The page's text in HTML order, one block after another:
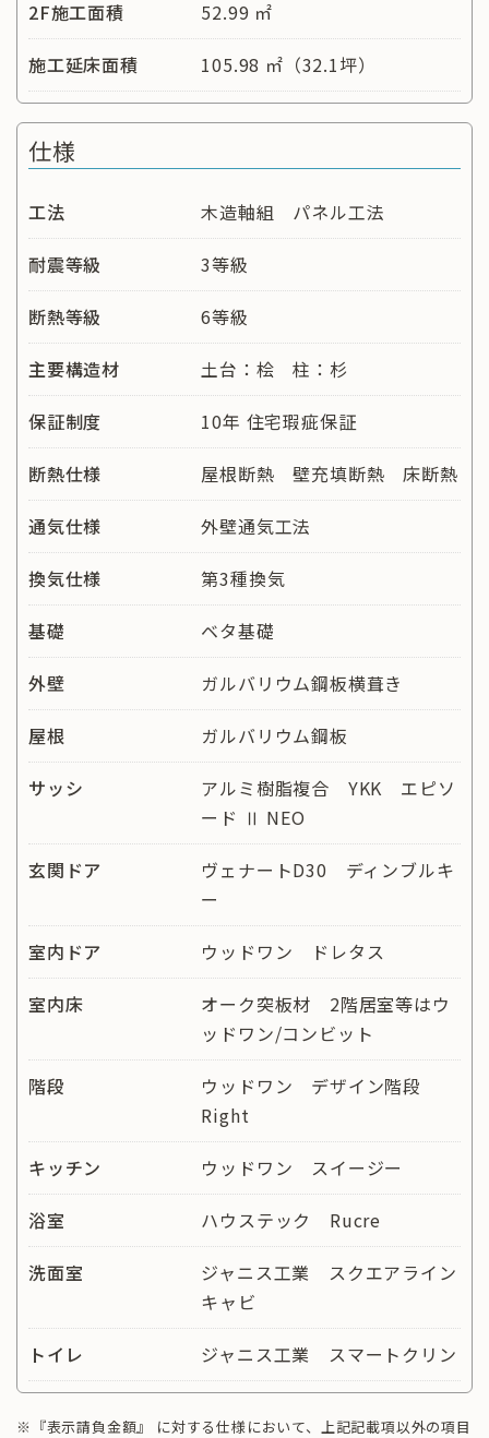
2F施工面積
52.99 ㎡
施工延床面積
105.98 ㎡（32.1坪）
仕様
工法
木造軸組 パネル工法
耐震等級
3等級
断熱等級
6等級
主要構造材
土台：桧 柱：杉
保証制度
10年 住宅瑕疵保証
断熱仕様
屋根断熱 壁充填断熱 床断熱
通気仕様
外壁通気工法
換気仕様
第3種換気
基礎
ベタ基礎
外壁
ガルバリウム鋼板横葺き
屋根
ガルバリウム鋼板
サッシ
アルミ樹脂複合 YKK エピソ
ード Ⅱ NEO
玄関ドア
ヴェナートD30 ディンブルキ
ー
室内ドア
ウッドワン ドレタス
室内床
オーク突板材 2階居室等はウ
ッドワン/コンビット
階段
ウッドワン デザイン階段
Right
キッチン
ウッドワン スイージー
浴室
ハウステック Rucre
洗面室
ジャニス工業 スクエアライン
キャビ
トイレ
ジャニス工業 スマートクリン
※『表示請負金額』 に対する仕様において、上記記載項以外の項目